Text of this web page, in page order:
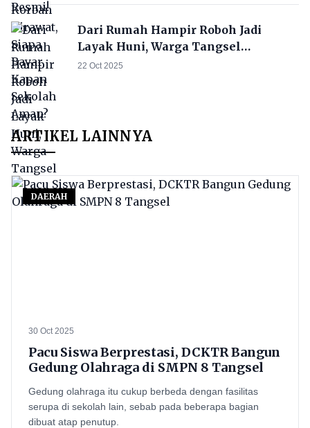
Dari Rumah Hampir Roboh Jadi
Layak Huni, Warga Tangsel
Menangis Bahagia
22 Oct 2025
ARTIKEL LAINNYA
DAERAH
30 Oct 2025
Pacu Siswa Berprestasi, DCKTR Bangun
Gedung Olahraga di SMPN 8 Tangsel
Gedung olahraga itu cukup berbeda dengan fasilitas
serupa di sekolah lain, sebab pada beberapa bagian
dibuat atap penutup.